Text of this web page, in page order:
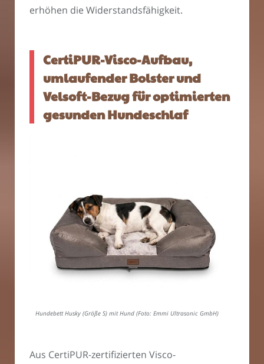
erhöhen die Widerstandsfähigkeit.
CertiPUR-Visco-Aufbau,
umlaufender Bolster und
Velsoft-Bezug für optimierten
gesunden Hundeschlaf
Hundebett Husky (Größe S) mit Hund (Foto: Emmi Ultrasonic GmbH)
Aus CertiPUR-zertifizierten Visco-